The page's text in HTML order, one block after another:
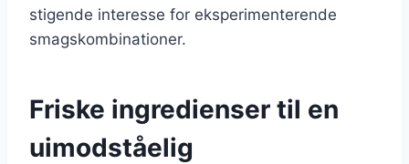
stigende interesse for eksperimenterende
smagskombinationer.
Friske ingredienser til en
uimodståelig